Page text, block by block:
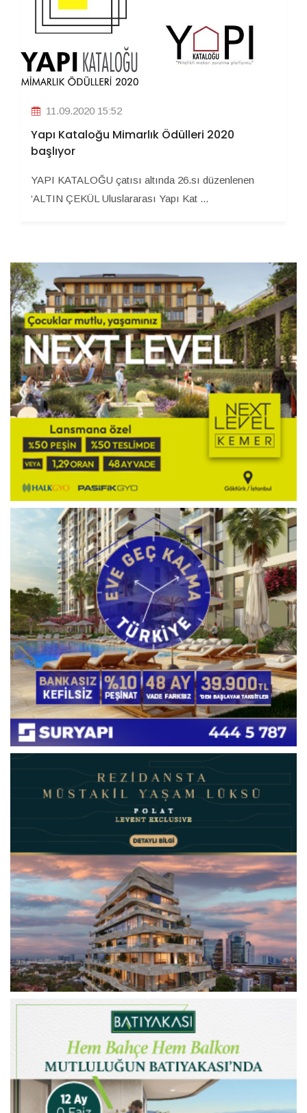
11.09.2020 15:52
Yapı Kataloğu Mimarlık Ödülleri 2020
başlıyor
YAPI KATALOĞU çatısı altında 26.sı düzenlenen
‘ALTIN ÇEKÜL Uluslararası Yapı Kat ...